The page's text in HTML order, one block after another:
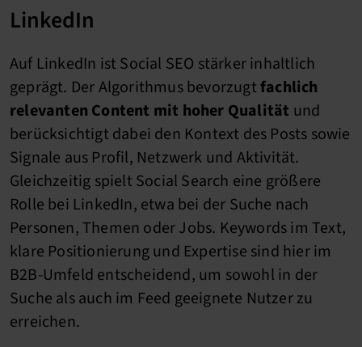
LinkedIn
Auf LinkedIn ist Social SEO stärker inhaltlich
geprägt. Der Algorithmus bevorzugtfachlich
relevanten Content mit hoher Qualität und
berücksichtigt dabei den Kontext des Posts sowie
Signale aus Profil, Netzwerk und Aktivität.
Gleichzeitig spielt Social Search eine größere
Rolle bei LinkedIn, etwa bei der Suche nach
Personen, Themen oder Jobs. Keywords im Text,
klare Positionierung und Expertise sind hier im
B2B-Umfeld entscheidend, um sowohl in der
Suche als auch im Feed geeignete Nutzer zu
erreichen.